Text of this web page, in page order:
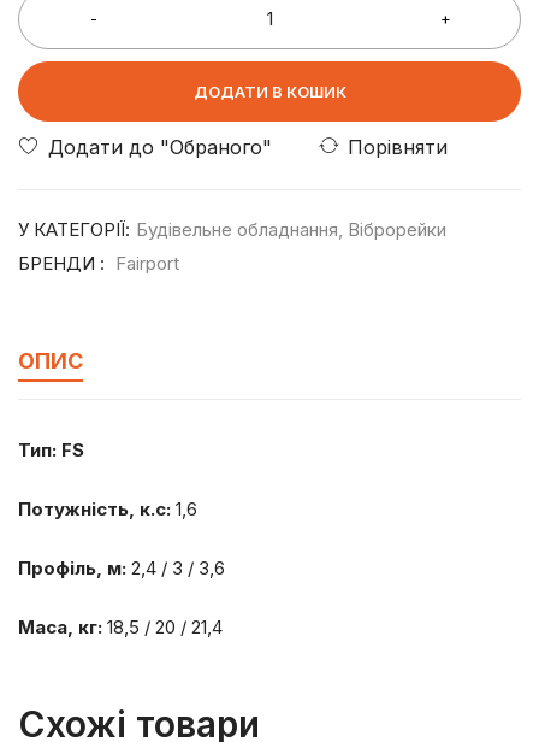
ДОДАТИ В КОШИК
Порівняти
У КАТЕГОРІЇ: Будівельне обладнання Віброрейки
БРЕНДИ : Fairport
ОПИС
Тип: FS
Потужність, к.с: 1,6
Профіль, м: 2,4 / 3 / 3,6
Маса, кг: 18,5 / 20 / 21,4
Схожі товари